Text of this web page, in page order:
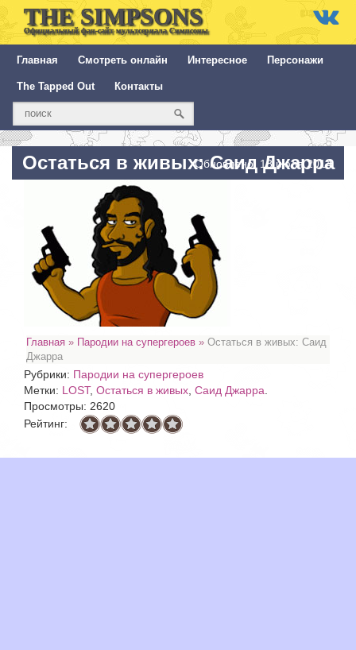
THE SIMPSONS
Официальный фан-сайт мультсериала Симпсоны
Главная Смотреть онлайн Интересное Персонажи
The Tapped Out Контакты
Остаться в живых: Саид Джарра
Обновлено: 18 июля 2014
Главная » Пародии на супергероев » Остаться в живых: Саид
Джарра
Рубрики: Пародии на супергероев
Метки: LOST, Остаться в живых Саид Джарра
Просмотры: 2620
Рейтинг: